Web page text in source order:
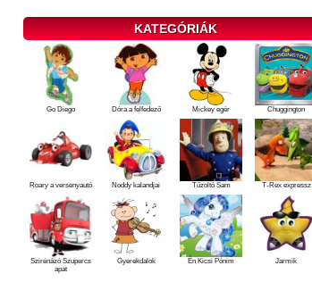
KATEGÓRIÁK
Go Diego Dóra a felfedező Mickey egér Chuggington
Roary a versenyautó Noddy kalandjai Tűzoltó Sam T-Rex expressz
Szirénázó Szupercs
apat
Gyerekdalok Én Kicsi Pónim Jarmik